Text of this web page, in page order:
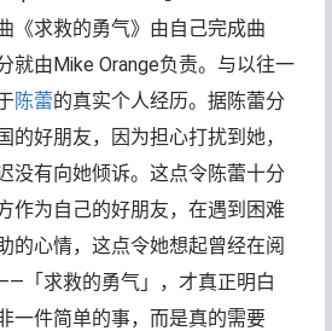
《求救的勇气》由自己完成曲
就由Mike Orange负责。与以往一
陈蕾的真实个人经历。据陈蕾分
的好朋友，因为担心打扰到她，
没有向她倾诉。这点令陈蕾十分
作为自己的好朋友，在遇到困难
的心情，这点令她想起曾经在阅
「求救的勇气」，才真正明白
一件简单的事，而是真的需要